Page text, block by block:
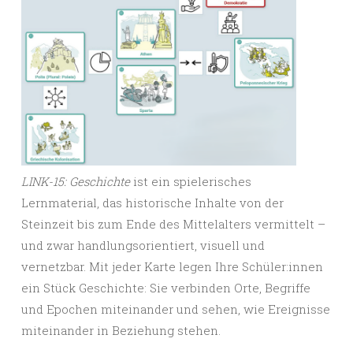
LINK-15: Geschichte ist ein spielerisches
Lernmaterial, das historische Inhalte von der
Steinzeit bis zum Ende des Mittelalters vermittelt –
und zwar handlungsorientiert, visuell und
vernetzbar. Mit jeder Karte legen Ihre Schüler:innen
ein Stück Geschichte: Sie verbinden Orte, Begriffe
und Epochen miteinander und sehen, wie Ereignisse
miteinander in Beziehung stehen.